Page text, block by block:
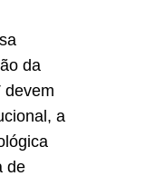
da
devem
a
de